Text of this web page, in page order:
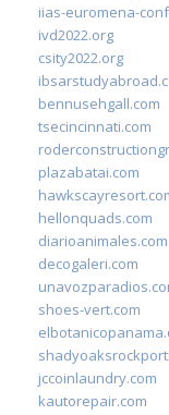
iias-euromena-
ivd2022.org
csity2022.org
bennusehgall.com
tsecincinnati.com
plazabatai.com
hellonquads.com
diarioanimales.com
decogaleri.com
shoes-vert.com
jccoinlaundry.com
kautorepair.com